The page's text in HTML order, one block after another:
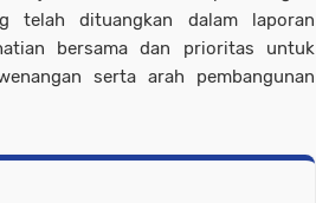
telah dituangkan dalam laporan
bersama dan prioritas untuk
serta arah pembangunan